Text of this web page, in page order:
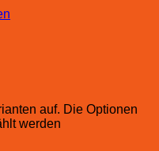
auf. Die Optionen
werden